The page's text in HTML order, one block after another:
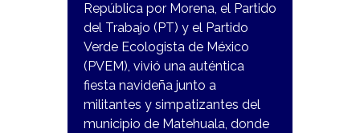
República por Morena, el Partido
del Trabajo (PT) y el Partido
Verde Ecologista de México
(PVEM), vivió una auténtica
fiesta navideña junto a
militantes y simpatizantes del
municipio de Matehuala, donde